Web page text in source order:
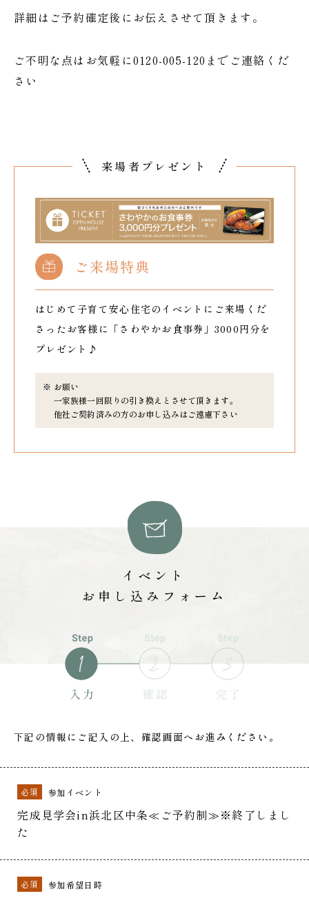
詳細はご予約確定後にお伝えさせて頂きます。
ご不明な点はお気軽に0120-005-120までご連絡くだ
さい
来場者プレゼント
ご来場特典
はじめて子育て安心住宅のイベントにご来場くだ
さったお客様に「さわやかお食事券」3000円分を
プレゼント♪
お願い
一家族様一回限りの引き換えとさせて頂きます。
他社ご契約済みの方のお申し込みはご遠慮下さい
イベント
お申し込みフォーム
下記の情報にご記入の上、確認画面へお進みください。
必須 参加イベント
完成見学会in浜北区中条≪ご予約制≫※終了しまし
た
必須 参加希望日時